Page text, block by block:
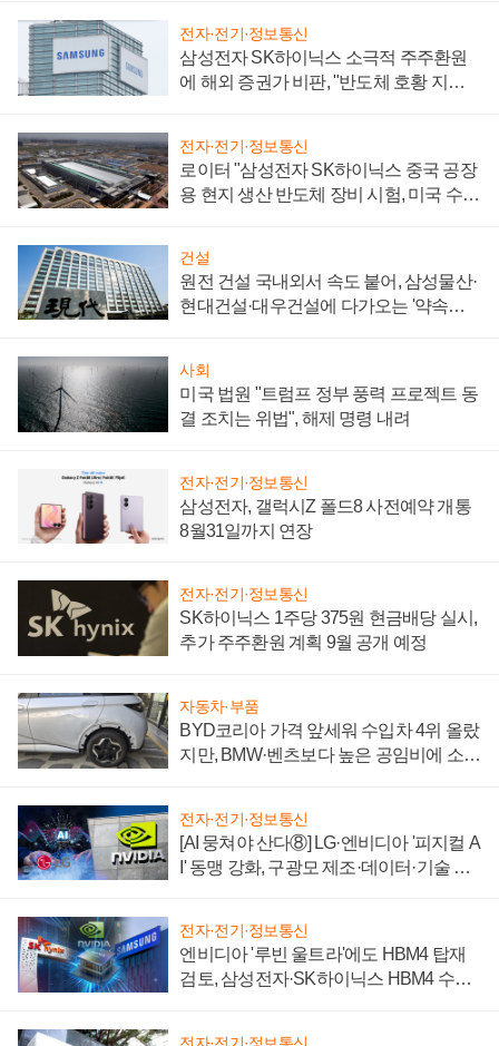
전자·전기·정보통신
삼성전자 SK하이닉스 소극적 주주환원
에 해외 증권가 비판, "반도체 호황 지속
전자·전기·정보통신
로이터 "삼성전자 SK하이닉스 중국 공장
용 현지 생산 반도체 장비 시험, 미국 수출
건설
원전 건설 국내외서 속도 붙어, 삼성물산·
현대건설·대우건설에 다가오는 '약속의
사회
미국 법원 "트럼프 정부 풍력 프로젝트 동
결 조치는 위법", 해제 명령 내려
전자·전기·정보통신
삼성전자, 갤럭시Z 폴드8 사전예약 개통
8월31일까지 연장
전자·전기·정보통신
SK하이닉스 1주당 375원 현금배당 실시,
추가 주주환원 계획 9월 공개 예정
자동차·부품
BYD코리아 가격 앞세워 수입차 4위 올랐
지만, BMW·벤츠보다 높은 공임비에 소비
전자·전기·정보통신
[AI 뭉쳐야 산다⑧] LG·엔비디아 '피지컬 A
I' 동맹 강화, 구광모 제조·데이터·기술 결
전자·전기·정보통신
엔비디아 '루빈 울트라'에도 HBM4 탑재
검토, 삼성전자·SK하이닉스 HBM4 수율